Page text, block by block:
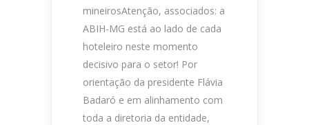
mineirosAtenção, associados: a
ABIH-MG está ao lado de cada
hoteleiro neste momento
decisivo para o setor! Por
orientação da presidente Flávia
Badaró e em alinhamento com
toda a diretoria da entidade,